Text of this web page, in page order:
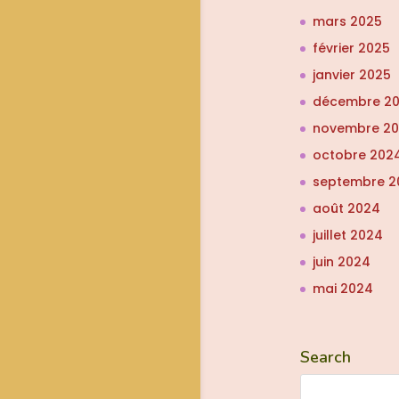
mars 2025
février 2025
janvier 2025
décembre
novembre
octobre
septembre
août 2024
juillet 2024
juin 2024
mai 2024
Search